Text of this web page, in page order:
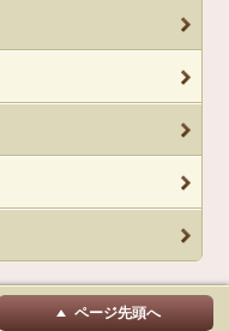
ページ先頭へ